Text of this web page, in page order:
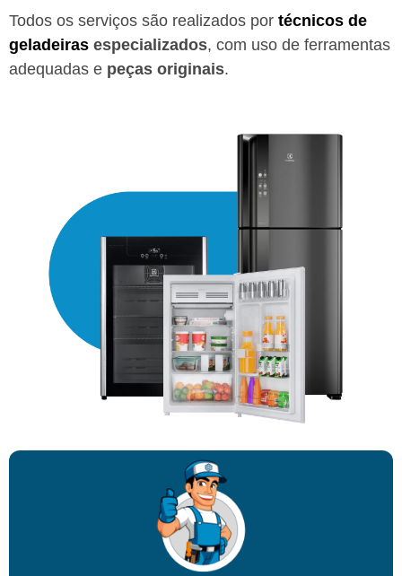
Todos os serviços são realizados por técnicos de
geladeiras especializados, com uso de ferramentas
adequadas e peças originais.